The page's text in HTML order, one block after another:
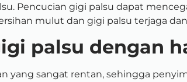
Pencucian gigi palsu dapat
mulut dan gigi palsu terjaga
palsu dengan
yang sangat rentan, sehingga